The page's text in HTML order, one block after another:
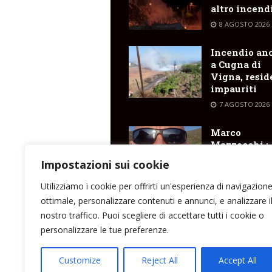
Impostazioni sui cookie
Utilizziamo i cookie per offrirti un'esperienza di navigazione
ottimale, personalizzare contenuti e annunci, e analizzare il
nostro traffico. Puoi scegliere di accettare tutti i cookie o
personalizzare le tue preferenze.
Customize Reject All Accept All
altro
8 AGOSTO 2026
Incendio
a Cugna di
Vigna,
impauriti
7 AGOSTO 2026
Marco
Mazzocchi :
trasporti
marittimi
isole”
7 AGOSTO 2026